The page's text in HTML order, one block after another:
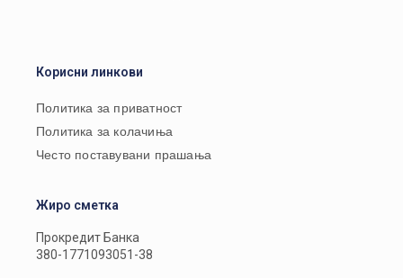
Корисни линкови
Политика за приватност
Политика за колачиња
Често поставувани прашања
Жиро сметка
Прокредит Банка
380-1771093051-38